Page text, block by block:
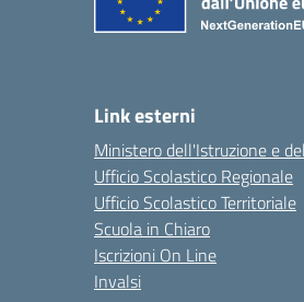
Link esterni
Ministero dell'Istruzione e
Ufficio Scolastico Regionale
Ufficio Scolastico Territoriale
Scuola in Chiaro
Iscrizioni On Line
Invalsi